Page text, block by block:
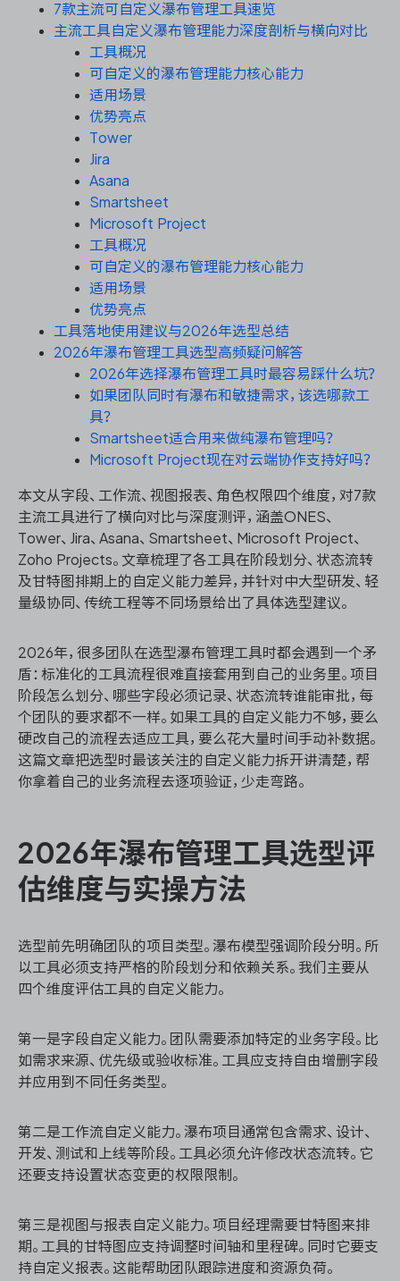
研发效能管理
资源和工时管理
服务台和工单管理
IPD 研发管理
ASPICE 研发管理
ONES 资讯
7款主流可自定义瀑布管理工具速览
主流工具自定义瀑布管理能力深度剖析与横向对比
工具概况
可自定义的瀑布管理能力核心能力
适用场景
优势亮点
Tower
Jira
Asana
Smartsheet
Microsoft Project
工具概况
可自定义的瀑布管理能力核心能力
适用场景
优势亮点
工具落地使用建议与2026年选型总结
2026年瀑布管理工具选型高频疑问解答
2026年选择瀑布管理工具时最容易踩什么坑？
如果团队同时有瀑布和敏捷需求，该选哪款工
具？
Smartsheet适合用来做纯瀑布管理吗？
Microsoft Project现在对云端协作支持好吗？
本文从字段、工作流、视图报表、角色权限四个维度，对7款
主流工具进行了横向对比与深度测评，涵盖ONES、
Tower、Jira、Asana、Smartsheet、Microsoft Project、
Zoho Projects。文章梳理了各工具在阶段划分、状态流转
及甘特图排期上的自定义能力差异，并针对中大型研发、轻
量级协同、传统工程等不同场景给出了具体选型建议。
2026年，很多团队在选型瀑布管理工具时都会遇到一个矛
盾：标准化的工具流程很难直接套用到自己的业务里。项目
阶段怎么划分、哪些字段必须记录、状态流转谁能审批，每
个团队的要求都不一样。如果工具的自定义能力不够，要么
硬改自己的流程去适应工具，要么花大量时间手动补数据。
这篇文章把选型时最该关注的自定义能力拆开讲清楚，帮
你拿着自己的业务流程去逐项验证，少走弯路。
2026年瀑布管理工具选型评
估维度与实操方法
选型前先明确团队的项目类型。瀑布模型强调阶段分明。所
以工具必须支持严格的阶段划分和依赖关系。我们主要从
四个维度评估工具的自定义能力。
第一是字段自定义能力。团队需要添加特定的业务字段。比
如需求来源、优先级或验收标准。工具应支持自由增删字段
并应用到不同任务类型。
第二是工作流自定义能力。瀑布项目通常包含需求、设计、
开发、测试和上线等阶段。工具必须允许修改状态流转。它
还要支持设置状态变更的权限限制。
第三是视图与报表自定义能力。项目经理需要甘特图来排
期。工具的甘特图应支持调整时间轴和里程碑。同时它要支
持自定义报表。这能帮助团队跟踪进度和资源负荷。